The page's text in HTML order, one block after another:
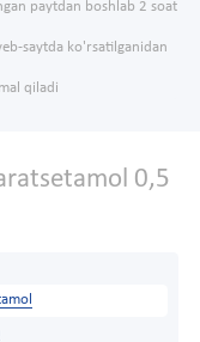
paytdan boshlab 2 soat
saytda ko'rsatilganidan
qiladi
0,5